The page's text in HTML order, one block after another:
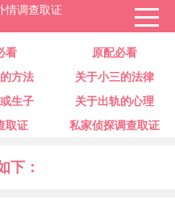
看
原配必看
方法
关于小三的法律
生子
关于出轨的心理
取证 私家侦探调查取证
情调查取证
下：